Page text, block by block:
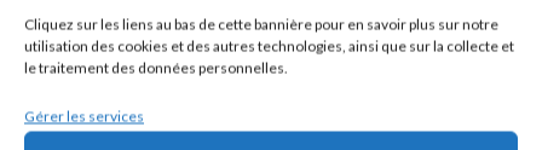
Cliquez sur les liens au bas de cette bannière pour en savoir plus sur notre
utilisation des cookies et des autres technologies, ainsi que sur la collecte et
le traitement des données personnelles.
Gérer les services
vulnérabilité psychologique ou physique de ses membres et
des personnes qui participent à ses activités à quelque titre
que ce soit, notamment des personnes en situation de
d’endoctrinement.